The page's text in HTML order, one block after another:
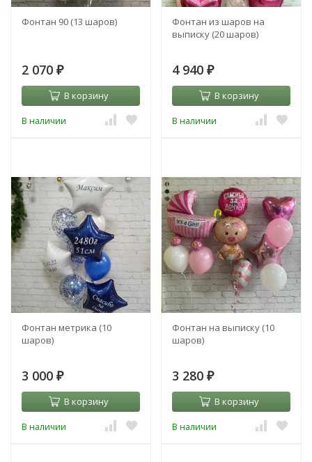
Фонтан 90 (13 шаров)
2 070 ₽
В корзину
В наличии
Фонтан из шаров на
выписку (20 шаров)
4 940 ₽
В корзину
В наличии
Фонтан метрика (10
шаров)
3 000 ₽
В корзину
В наличии
Фонтан на выписку (10
шаров)
3 280 ₽
В корзину
В наличии